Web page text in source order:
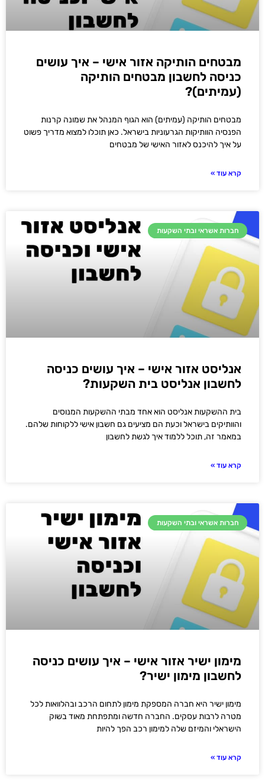
מבטחים הותיקה אזור אישי – איך עושים
כניסה לחשבון מבטחים הותיקה
(עמיתים)?
מבטחים הותיקה (עמיתים) הוא הגוף המנהל את שמונה קרנות
הפנסיה הוותיקות הגרעוניות בישראל. כאן תוכלו למצוא מדריך פשוט
על איך להיכנס לאזור האישי של מבטחים
קרא עוד »
חברות אשראי ובתי השקעות
אנליסט אזור אישי – איך עושים כניסה
לחשבון אנליסט בית השקעות?
בית ההשקעות אנליסט הוא אחד מבתי ההשקעות המנוסים
והוותיקים בישראל וכעת הם מציעים גם חשבון אישי ללקוחות שלהם.
במאמר זה, תוכל ללמוד איך לגשת לחשבון
קרא עוד »
חברות אשראי ובתי השקעות
מימון ישיר אזור אישי – איך עושים כניסה
לחשבון מימון ישיר?
מימון ישיר היא חברה המספקת מימון לתחום הרכב ובהלוואות לכל
מטרה לרבות עסקים. החברה חדשה ומתפתחת מאוד בשוק
הישראלי והמיזם שלה למימון רכב הפך להיות
קרא עוד »